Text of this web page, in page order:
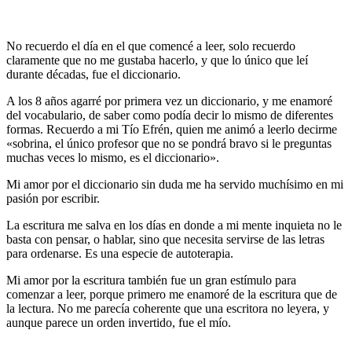
No recuerdo el día en el que comencé a leer, solo recuerdo
claramente que no me gustaba hacerlo, y que lo único que leí
durante décadas, fue el diccionario.
A los 8 años agarré por primera vez un diccionario, y me enamoré
del vocabulario, de saber como podía decir lo mismo de diferentes
formas. Recuerdo a mi Tío Efrén, quien me animó a leerlo decirme
«sobrina, el único profesor que no se pondrá bravo si le preguntas
muchas veces lo mismo, es el diccionario».
Mi amor por el diccionario sin duda me ha servido muchísimo en mi
pasión por escribir.
La escritura me salva en los días en donde a mi mente inquieta no le
basta con pensar, o hablar, sino que necesita servirse de las letras
para ordenarse. Es una especie de autoterapia.
Mi amor por la escritura también fue un gran estímulo para
comenzar a leer, porque primero me enamoré de la escritura que de
la lectura. No me parecía coherente que una escritora no leyera, y
aunque parece un orden invertido, fue el mío.